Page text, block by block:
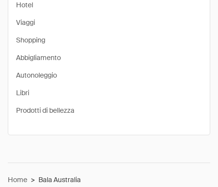
Hotel
Viaggi
Shopping
Abbigliamento
Autonoleggio
Libri
Prodotti di bellezza
Home > Bala Australia